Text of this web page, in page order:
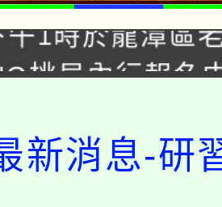
登場!
1時於龍潭區
動。
桃局內行報名
園市運動會8/
游泳池舉行。
收入戶享有免
新消息-研